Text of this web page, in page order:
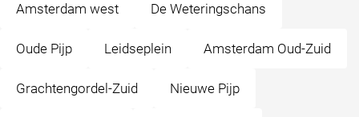
Amsterdam west De Weteringschans
Oude Pijp Leidseplein Amsterdam Oud-Zuid
Grachtengordel-Zuid Nieuwe Pijp